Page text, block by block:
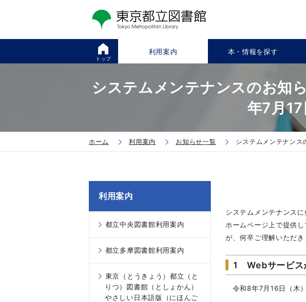
トップ
利用案内 本・情報を探す
システムメンテナンスのお知
年7月
ホーム 利用案内 お知らせ一覧 システムメンテナンス
システムメンテナンス
ホームページ上で提供
が、何卒ご理解いただき
1 Webサービス
令和8年7月16日（木
利用案内
都立中央図書館利用案内
都立多摩図書館利用案内
東京（とうきょう）都立（と
りつ）図書館（としょかん）
やさしい日本語版（にほんご